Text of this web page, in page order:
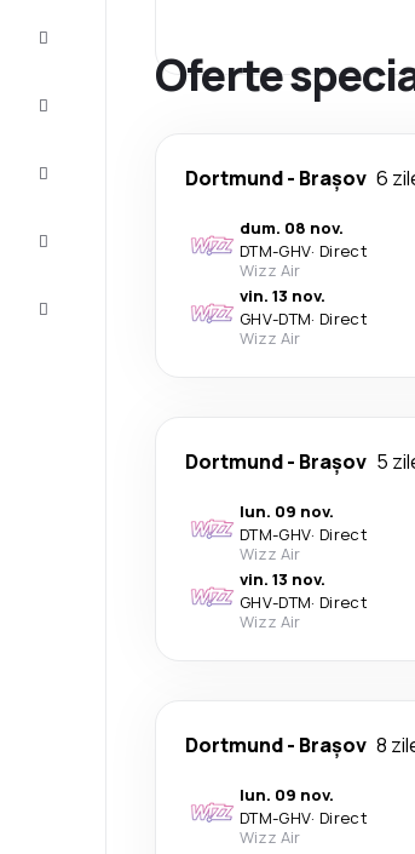
Oferte
Dortmund- Brașov 6
dum. 08 nov.
DTM-GHV· Direct
Wizz Air
vin. 13 nov.
GHV-DTM· Direct
Wizz Air
Dortmund- Brașov 5
lun. 09 nov.
DTM-GHV· Direct
Wizz Air
vin. 13 nov.
GHV-DTM· Direct
Wizz Air
Dortmund- Brașov 8
lun. 09 nov.
DTM-GHV· Direct
Wizz Air